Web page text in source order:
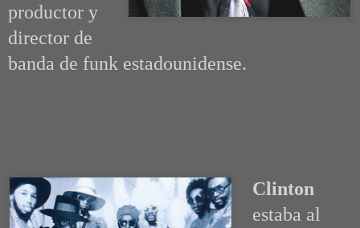
productor y
director de
banda de funk estadounidense.
Clinton
estaba al